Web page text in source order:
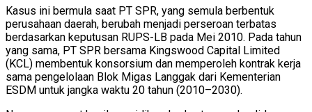
Kasus ini bermula saat PT SPR, yang semula berbentuk
perusahaan daerah, berubah menjadi perseroan terbatas
berdasarkan keputusan RUPS-LB pada Mei 2010. Pada tahun
yang sama, PT SPR bersama Kingswood Capital Limited
(KCL) membentuk konsorsium dan memperoleh kontrak kerja
sama pengelolaan Blok Migas Langgak dari Kementerian
ESDM untuk jangka waktu 20 tahun (2010–2030).